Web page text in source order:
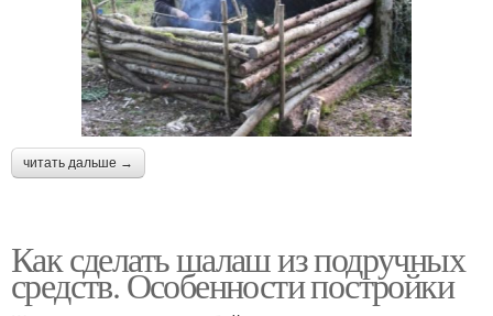
читать дальше →
Как сделать шалаш из подручных
средств. Особенности постройки